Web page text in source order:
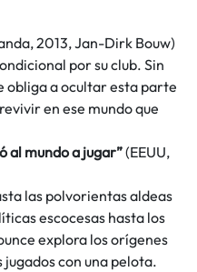
2013, Jan-Dirk Bouw)
por su club. Sin
obliga a ocultar esta parte
en ese mundo que
al mundo a jugar”(EEUU,
las polvorientas aldeas
escocesas hasta los
explora los orígenes
con una pelota.